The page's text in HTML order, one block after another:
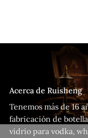
Acerca de Ruisheng
Tenemos más de 16
fabricación de
vidrio para vodka,